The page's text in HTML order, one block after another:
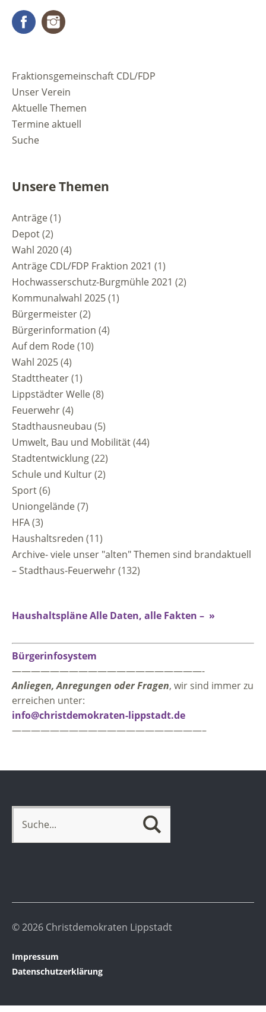
Facebook
Fraktionsgemeinschaft CDL/FDP
Unser Verein
Aktuelle Themen
Termine aktuell
Suche
Unsere Themen
Anträge(1)
Depot(2)
Wahl 2020(4)
Anträge CDL/FDP Fraktion 2021 (1)
Hochwasserschutz-Burgmühle 2021 (2)
Kommunalwahl 2025(1)
Bürgermeister(2)
Bürgerinformation (4)
Auf dem Rode(10)
Wahl 2025(4)
Stadttheater(1)
Lippstädter Welle(8)
Feuerwehr(4)
Stadthausneubau (5)
Umwelt, Bau und Mobilität(44)
Stadtentwicklung(22)
Schule und Kultur(2)
Sport(6)
Uniongelände(7)
HFA(3)
Haushaltsreden (11)
Archive- viele unser "alten" Themen sind brandaktuell
– Stadthaus-Feuerwehr(132)
Haushaltspläne Alle Daten, alle Fakten – »
Bürgerinfosystem
————————————————————-
Anliegen, Anregungen oder Fragen, wir sind immer zu
erreichen unter:
info@christdemokraten-lippstadt.de
————————————————————–
© 2026 Christdemokraten Lippstadt
Impressum
Datenschutzerklärung